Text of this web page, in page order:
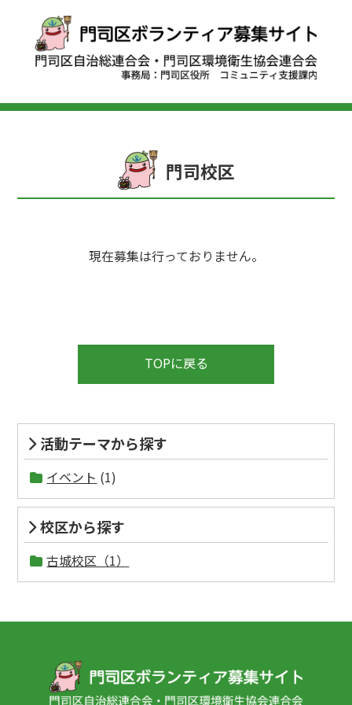
門司校区
現在募集は行っておりません。
TOPに戻る
活動テーマから探す
イベント (1)
校区から探す
古城校区（1）